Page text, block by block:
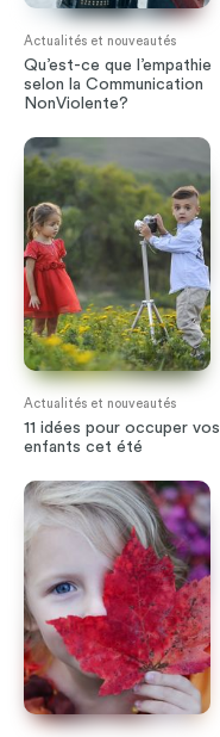
Actualités et nouveautés
Qu’est-ce que l’empathie
selon la Communication
NonViolente?
Actualités et nouveautés
11 idées pour occuper vos
enfants cet été